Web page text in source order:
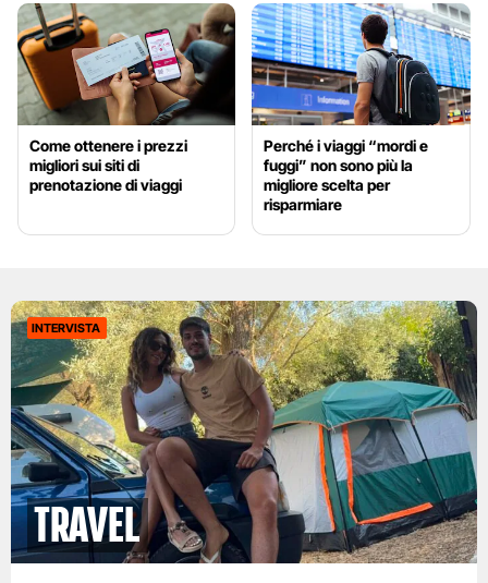
Come ottenere i prezzi
migliori sui siti di
prenotazione di viaggi
Perché i viaggi “mordi e
fuggi” non sono più la
migliore scelta per
risparmiare
INTERVISTA
Travel